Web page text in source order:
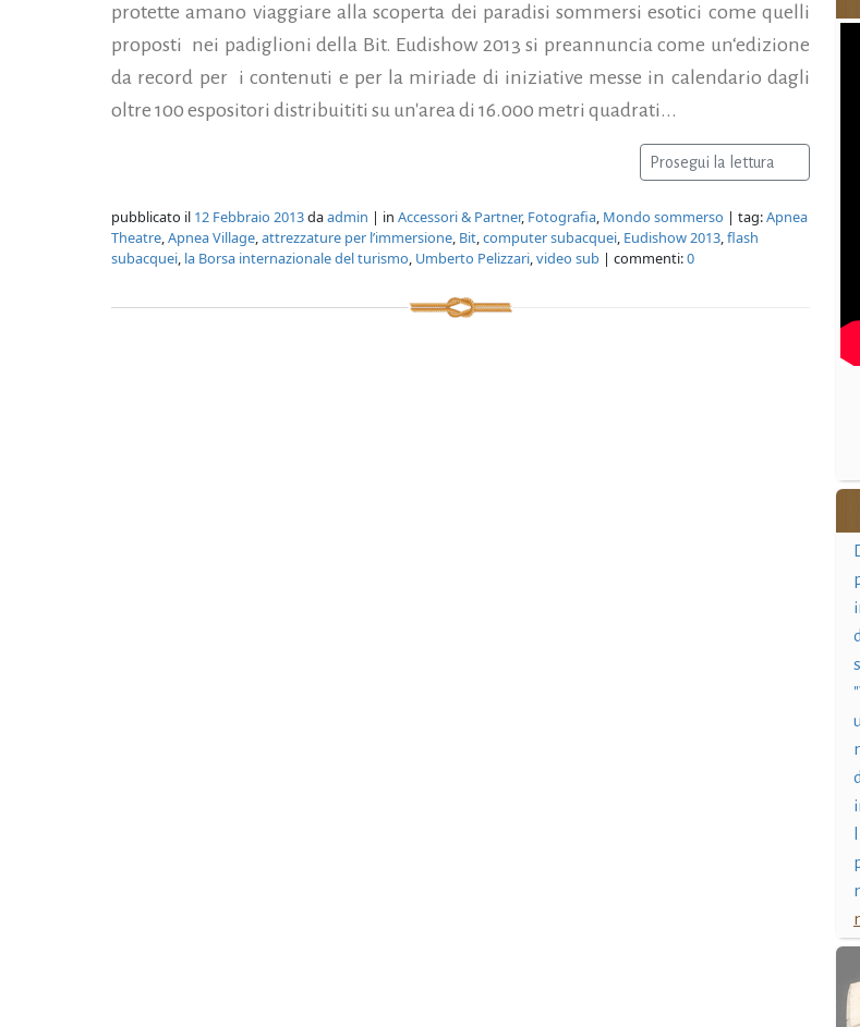
protette amano viaggiare alla scoperta dei paradisi sommersi esotici come quelli
proposti nei padiglioni della Bit. Eudishow 2013 si preannuncia come un‘edizione
da record per i contenuti e per la miriade di iniziative messe in calendario dagli
oltre 100 espositori distribuititi su un'area di 16.000 metri quadrati...
Prosegui la lettura
pubblicato il 12 Febbraio 2013daadmin | in Accessori & Partner, Fotografia, Mondo sommerso | tag:Apnea
Theatre,Apnea Village,attrezzature per l’immersione, Bit,computer subacquei, Eudishow 2013,flash
subacquei, la Borsa internazionale del turismo, Umberto Pelizzari,video sub | commenti:0